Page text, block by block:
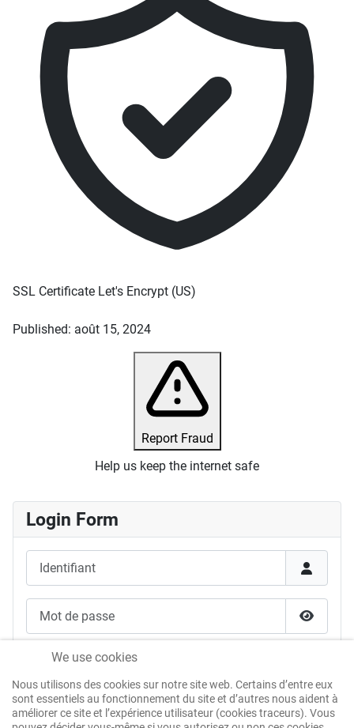
SSL Certificate Let's Encrypt (US)
Published: août 15, 2024
Report Fraud
Help us keep the internet safe
Login Form
Afficher
Se souvenir de moi
Authentification Web
We use cookies
Nous utilisons des cookies sur notre site web. Certains d’entre eux
sont essentiels au fonctionnement du site et d’autres nous aident à
améliorer ce site et l’expérience utilisateur (cookies traceurs). Vous